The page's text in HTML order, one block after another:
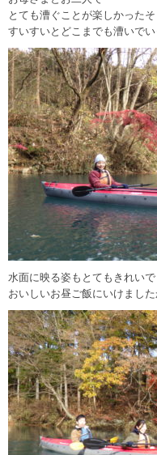
とても漕ぐことが楽しかったそ
すいすいとどこまでも漕いでい
水面に映る姿もとてもきれいで
おいしいお昼ご飯にいけました